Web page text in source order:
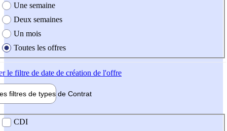
Une semaine
Deux semaines
Un mois
Toutes les offres
le filtre de date de création de l'offre
filtres de types de Contrat
contrat
CDI